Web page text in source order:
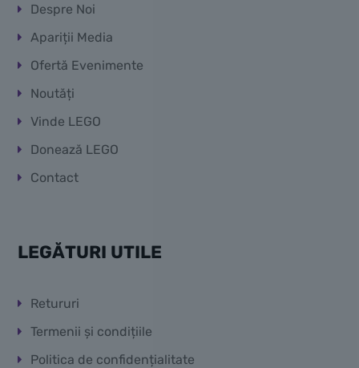
Despre Noi
Apariții Media
Ofertă Evenimente
Noutăți
Vinde LEGO
Donează LEGO
Contact
LEGĂTURI UTILE
Retururi
Termenii și condițiile
Politica de confidențialitate